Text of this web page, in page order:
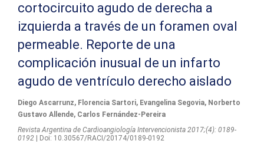
cortocircuito agudo de derecha a
izquierda a través de un foramen oval
permeable. Reporte de una
complicación inusual de un infarto
agudo de ventrículo derecho aislado
Diego Ascarrunz, Florencia Sartori, Evangelina Segovia, Norberto
Gustavo Allende, Carlos Fernández-Pereira
Revista Argentina de Cardioangiologí­a Intervencionista 2017;(4): 0189-
0192 | Doi: 10.30567/RACI/20174/0189-0192